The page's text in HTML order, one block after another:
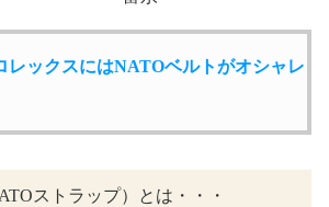
レックスにはNATOベルトがオシャレ
ストラップ）とは・・・